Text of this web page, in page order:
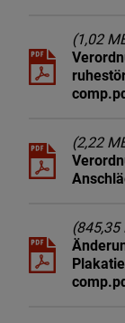
(1,02
(2,22
(845,35